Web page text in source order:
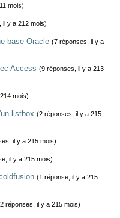
mois)
il y a 212 mois)
base Oracle (7 réponses, il y a
Access (9 réponses, il y a 213
mois)
listbox (2 réponses, il y a 215
il y a 215 mois)
il y a 215 mois)
(1 réponse, il y a 215
réponses, il y a 215 mois)